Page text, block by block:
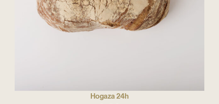
Hogaza 24h